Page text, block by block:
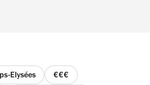
Elysées
prix